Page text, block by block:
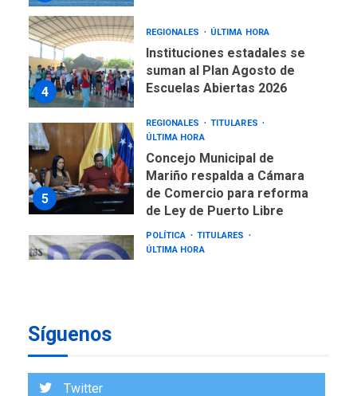
4
REGIONALES ÚLTIMA HORA
Instituciones estadales se
suman al Plan Agosto de
Escuelas Abiertas 2026
5
REGIONALES
TITULARES
ÚLTIMA HORA
Concejo Municipal de
Mariño respalda a Cámara
de Comercio para reforma
de Ley de Puerto Libre
POLÍTICA
TITULARES
ÚLTIMA HORA
Síguenos
Twitter